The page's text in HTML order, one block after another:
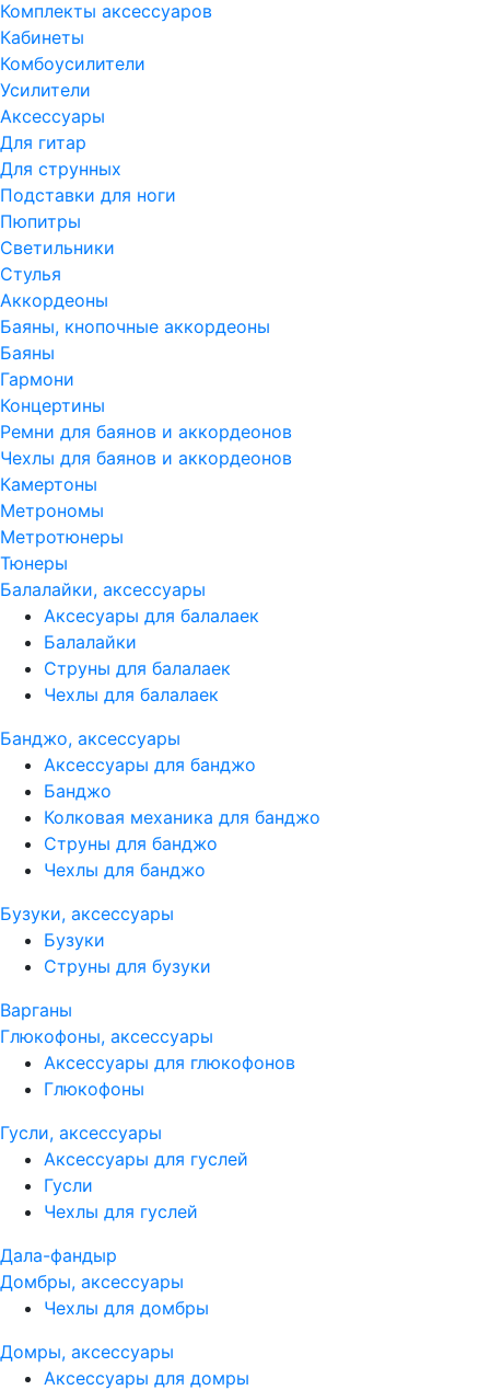
Комплекты аксессуаров
Кабинеты
Комбоусилители
Усилители
Аксессуары
Для гитар
Для струнных
Подставки для ноги
Пюпитры
Светильники
Стулья
Аккордеоны
Баяны, кнопочные аккордеоны
Баяны
Гармони
Концертины
Ремни для баянов и аккордеонов
Чехлы для баянов и аккордеонов
Камертоны
Метрономы
Метротюнеры
Тюнеры
Балалайки, аксессуары
Аксесуары для балалаек
Балалайки
Струны для балалаек
Чехлы для балалаек
Банджо, аксессуары
Аксессуары для банджо
Банджо
Колковая механика для банджо
Струны для банджо
Чехлы для банджо
Бузуки, аксессуары
Бузуки
Струны для бузуки
Варганы
Глюкофоны, аксессуары
Аксессуары для глюкофонов
Глюкофоны
Гусли, аксессуары
Аксессуары для гуслей
Гусли
Чехлы для гуслей
Дала-фандыр
Домбры, аксессуары
Чехлы для домбры
Домры, аксессуары
Аксессуары для домры